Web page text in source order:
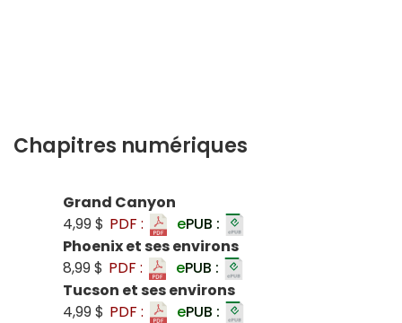
Chapitres numériques
Grand Canyon
4,99 $ PDF : ePUB :
Phoenix et ses environs
8,99 $ PDF : ePUB :
Tucson et ses environs
4,99 $ PDF : ePUB :